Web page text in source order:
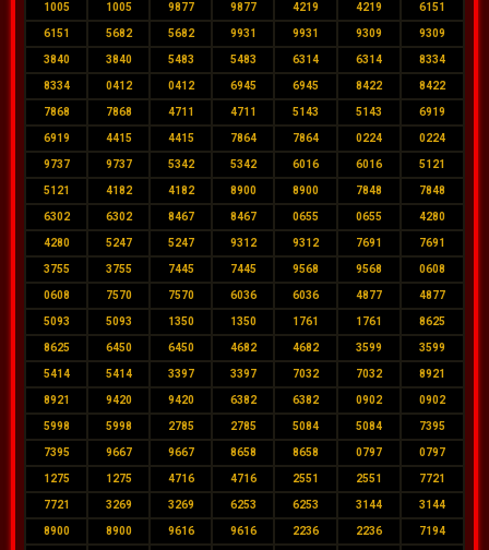
1005 1005 9877 9877 4219 4219 6151
6151 5682 5682 9931 9931 9309 9309
3840 3840 5483 5483 6314 6314 8334
8334 0412 0412 6945 6945 8422 8422
7868 7868 4711 4711 5143 5143 6919
6919 4415 4415 7864 7864 0224 0224
9737 9737 5342 5342 6016 6016 5121
5121 4182 4182 8900 8900 7848 7848
6302 6302 8467 8467 0655 0655 4280
4280 5247 5247 9312 9312 7691 7691
3755 3755 7445 7445 9568 9568 0608
0608 7570 7570 6036 6036 4877 4877
5093 5093 1350 1350 1761 1761 8625
8625 6450 6450 4682 4682 3599 3599
5414 5414 3397 3397 7032 7032 8921
8921 9420 9420 6382 6382 0902 0902
5998 5998 2785 2785 5084 5084 7395
7395 9667 9667 8658 8658 0797 0797
1275 1275 4716 4716 2551 2551 7721
7721 3269 3269 6253 6253 3144 3144
8900 8900 9616 9616 2236 2236 7194